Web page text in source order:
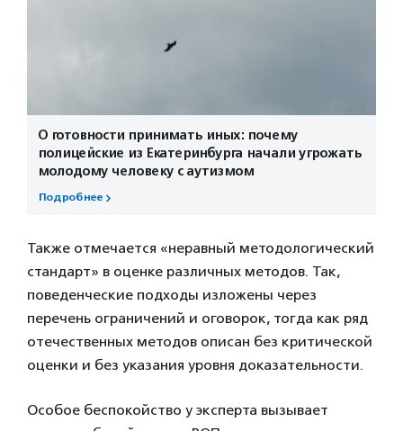
О готовности принимать иных: почему
полицейские из Екатеринбурга начали угрожать
молодому человеку с аутизмом
Подробнее
Также отмечается «неравный методологический
стандарт» в оценке различных методов. Так,
поведенческие подходы изложены через
перечень ограничений и оговорок, тогда как ряд
отечественных методов описан без критической
оценки и без указания уровня доказательности.
Особое беспокойство у эксперта вызывает